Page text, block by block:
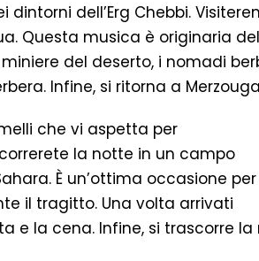
dell’Erg Chebbi.
Questa musica è originaria del
del deserto, i nomadi
Infine, si ritorna a
che vi aspetta per
la notte in un campo
È un’ottima occasione per
il tragitto. Una volta arrivati
e la cena. Infine, si trascorre la